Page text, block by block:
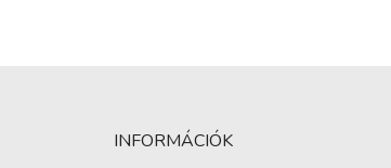
INFORMÁCIÓK